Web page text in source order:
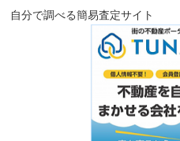
自分で調べる簡易査定サイト